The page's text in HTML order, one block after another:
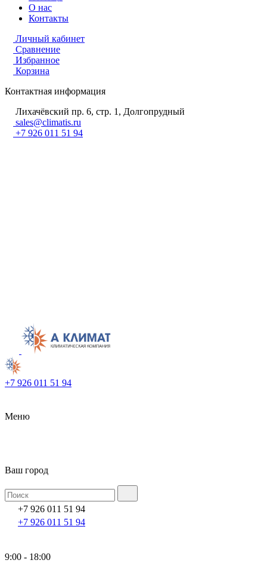
О нас
Контакты
Личный кабинет
Сравнение
Избранное
Корзина
Контактная информация
Лихачёвский пр. 6, стр. 1, Долгопрудный
sales@climatis.ru
+7 926 011 51 94
+7 926 011 51 94
Меню
Ваш город
+7 926 011 51 94
+7 926 011 51 94
9:00 - 18:00